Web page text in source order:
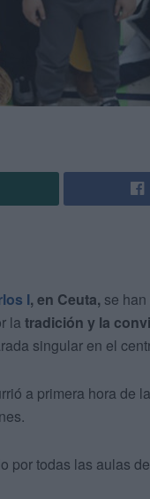
I, en Ceuta, se
la tradición y la
singular en el
a primera hora de
por todas las aulas